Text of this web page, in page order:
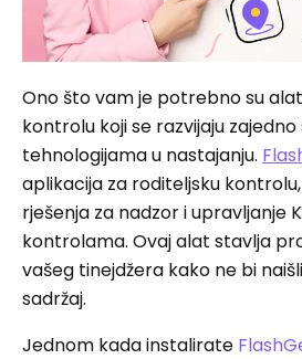
Ono što vam je potrebno su
kontrolu koji se razvijaju
tehnologijama u nastajanju.
aplikacija za roditeljsku
rješenja za nadzor i upravljanje
kontrolama. Ovaj alat stavlja
vašeg tinejdžera kako ne bi
sadržaj.
Jednom kada instalirate